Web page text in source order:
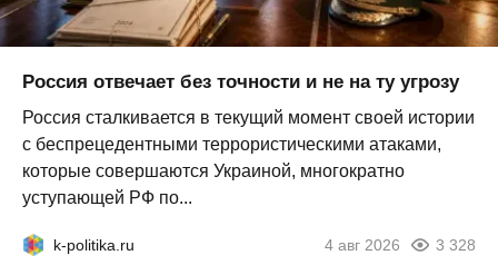
Россия отвечает без точности и не на ту угрозу
Россия сталкивается в текущий момент своей истории
с беспрецедентными террористическими атаками,
которые совершаются Украиной, многократно
уступающей РФ по...
k-politika.ru 4 авг 2026 3 328